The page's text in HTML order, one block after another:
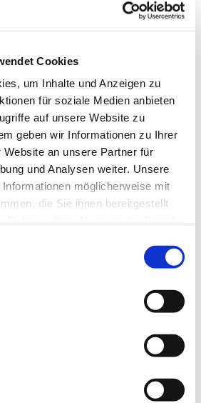
Cookies
um Inhalte und Anzeigen zu
für soziale Medien anbieten
auf unsere Website zu
geben wir Informationen zu Ihrer
Website an unsere Partner für
und Analysen weiter. Unsere
möglicherweise mit
die Sie ihnen bereitgestellt
Sellin, Hochufer /
Sellin